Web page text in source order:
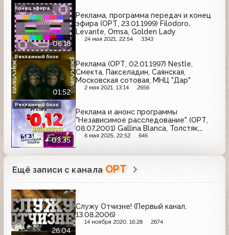
06:18
Реклама, программа передач и конец
эфира (ОРТ, 23.01.1999) Filodoro,
Levante, Omsa, Golden Lady
24 мая 2021, 22:54 3343
Конец эфира
01:52
Реклама (ОРТ, 02.01.1997) Nestle,
Смекта, Пакселадин, Саянская,
Московская сотовая, МНЦ "Дар"
2 мая 2021, 13:14 2656
Рекламный блок
03:35
Реклама и анонс программы
"Независимое расследование" (ОРТ,
08.07.2001) Gallina Blanca, Толстяк,
Schauma, Алюминиевая банка, Домик в
6 мая 2025, 22:52 646
Рекламный блок
Ещё записи с канала ОРТ
26:04
Служу Отчизне! (Первый канал,
13.08.2006)
14 ноября 2020, 16:28 2674